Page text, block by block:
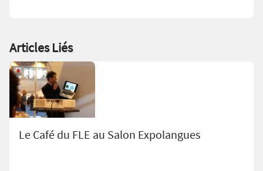
Articles Liés
Le Café du FLE au Salon Expolangues